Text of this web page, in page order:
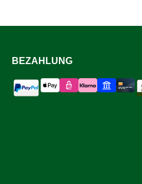
BEZAHLUNG